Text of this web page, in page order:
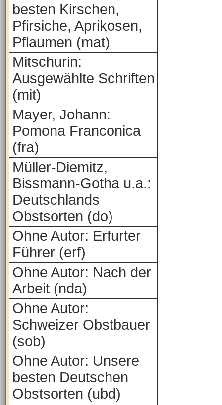
besten Kirschen,
Pfirsiche, Aprikosen,
Pflaumen (mat)
Mitschurin:
Ausgewählte Schriften
(mit)
Mayer, Johann:
Pomona Franconica
(fra)
Müller-Diemitz,
Bissmann-Gotha u.a.:
Deutschlands
Obstsorten (do)
Ohne Autor: Erfurter
Führer (erf)
Ohne Autor: Nach der
Arbeit (nda)
Ohne Autor:
Schweizer Obstbauer
(sob)
Ohne Autor: Unsere
besten Deutschen
Obstsorten (ubd)